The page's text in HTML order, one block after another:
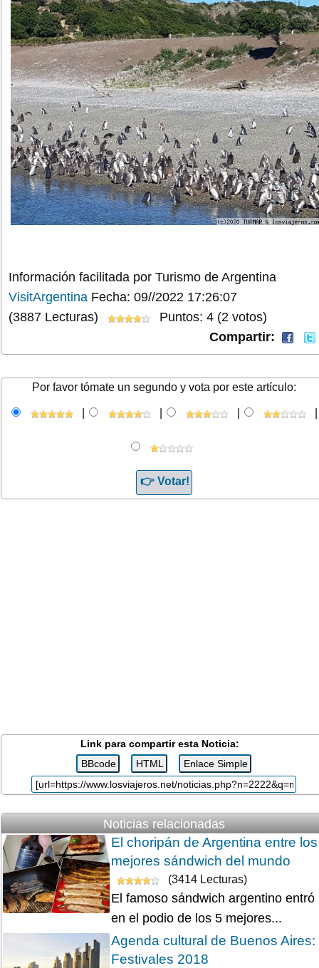
Información facilitada por Turismo de Argentina
VisitArgentina Fecha: 09//2022 17:26:07
(3887 Lecturas)
Puntos: 4 (2 votos)
Compartir:
Por favor tómate un segundo y vota por este artículo:
Link para compartir esta Noticia:
Noticias relacionadas
El choripán de Argentina entre los
mejores sándwich del mundo
(3414 Lecturas)
El famoso sándwich argentino entró
en el podio de los 5 mejores...
Agenda cultural de Buenos Aires:
Festivales 2018